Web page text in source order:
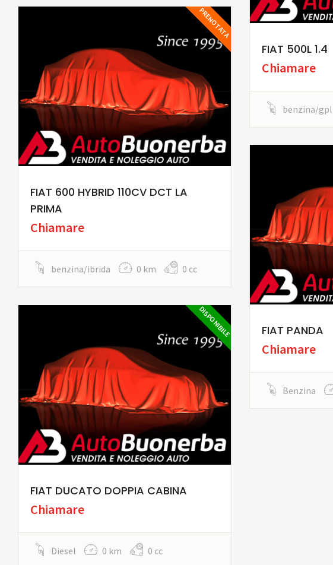
FIAT 500L 1.4
Chiamare
benzina/gpl
PRENOTATA
FIAT 600 HYBRID 110CV DCT LA
PRIMA
Chiamare
benzina/ibrida 0 km 0 cc
FIAT PANDA
Chiamare
Benzina
DISPONIBILE
FIAT DUCATO DOPPIA CABINA
Chiamare
Diesel 0 km 0 cc